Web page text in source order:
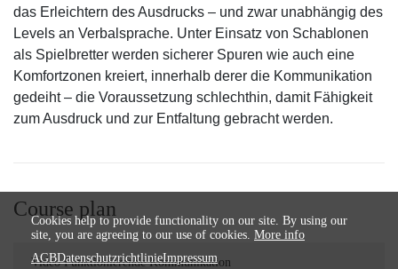
das Erleichtern des Ausdrucks – und zwar unabhängig des
Levels an Verbalsprache. Unter Einsatz von Schablonen
als Spielbretter werden sicherer Spuren wie auch eine
Komfortzonen kreiert, innerhalb derer die Kommunikation
gedeiht – die Voraussetzung schlechthin, damit Fähigkeit
zum Ausdruck und zur Entfaltung gebracht werden.
Course plan
Video Funktionierende Kommunikation
Cookies help to provide functionality on our site. By using our
site, you are agreeing to our use of cookies. More info
AGBDatenschutzrichtlinieImpressum